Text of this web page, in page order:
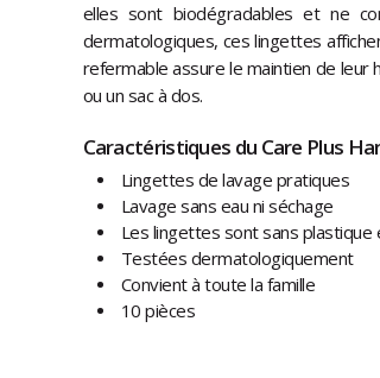
elles sont biodégradables et ne
dermatologiques, ces lingettes
refermable assure le maintien de
ou un sac à dos.
Caractéristiques du Care Plus
Lingettes de lavage pratiques
Lavage sans eau ni séchage
Les lingettes sont sans
Testées dermatologiquement
Convient à toute la famille
10 pièces